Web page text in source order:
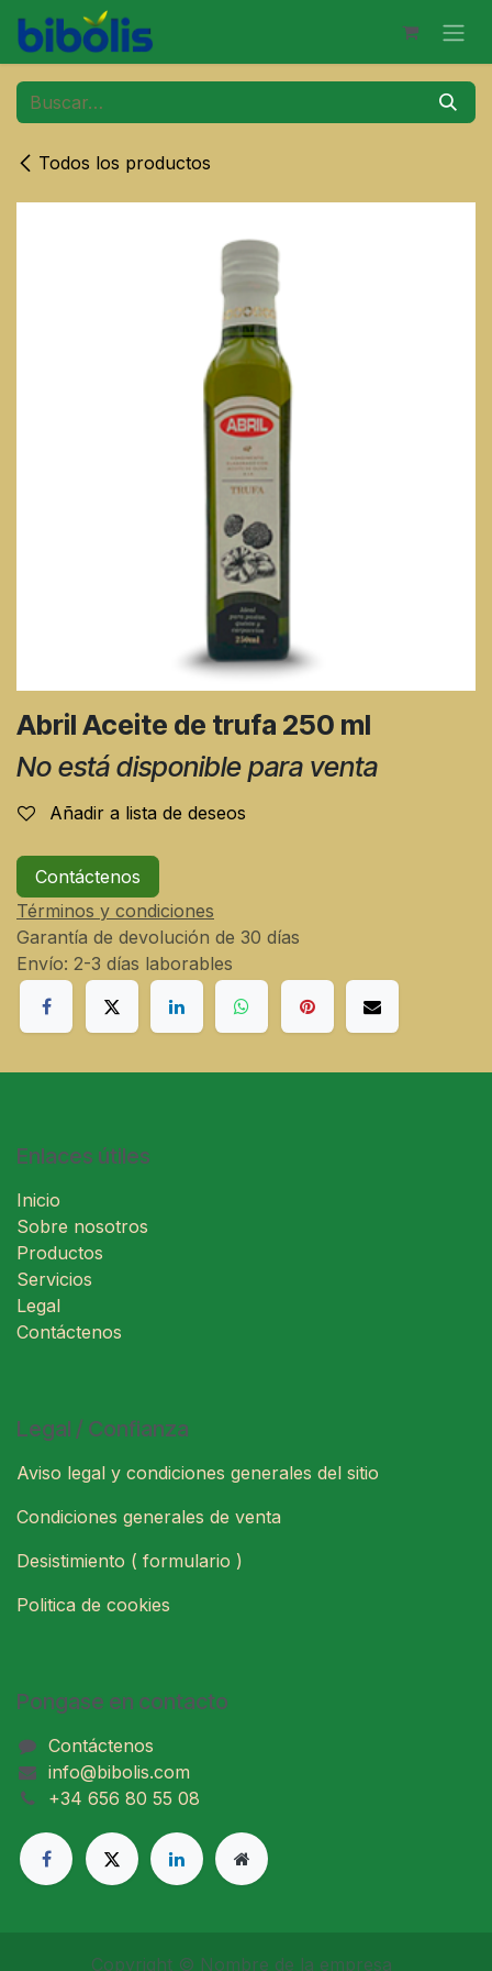
Ir al contenido
Todos los productos
Abril Aceite de trufa 250 ml
No está disponible para venta
Añadir a lista de deseos
Contáctenos
Términos y condiciones
Garantía de devolución de 30 días
Envío: 2-3 días laborables
Enlaces útiles
Inicio
Sobre nosotros
Productos
Servicios
Legal
Contáctenos
Legal / Confianza
Aviso legal y condiciones generales del sitio
Condiciones generales de venta
Desistimiento ( formulario )
Politica de cookies
Pongase en contacto
Contáctenos
info@bibolis.com
+34 656 80 55 08
Copyright © Nombre de la empresa